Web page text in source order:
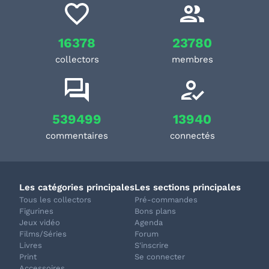
16378
collectors
23780
membres
539499
commentaires
13940
connectés
Les catégories principales
Tous les collectors
Figurines
Jeux vidéo
Films/Séries
Livres
Print
Les sections principales
Pré-commandes
Bons plans
Agenda
Forum
S'inscrire
Se connecter